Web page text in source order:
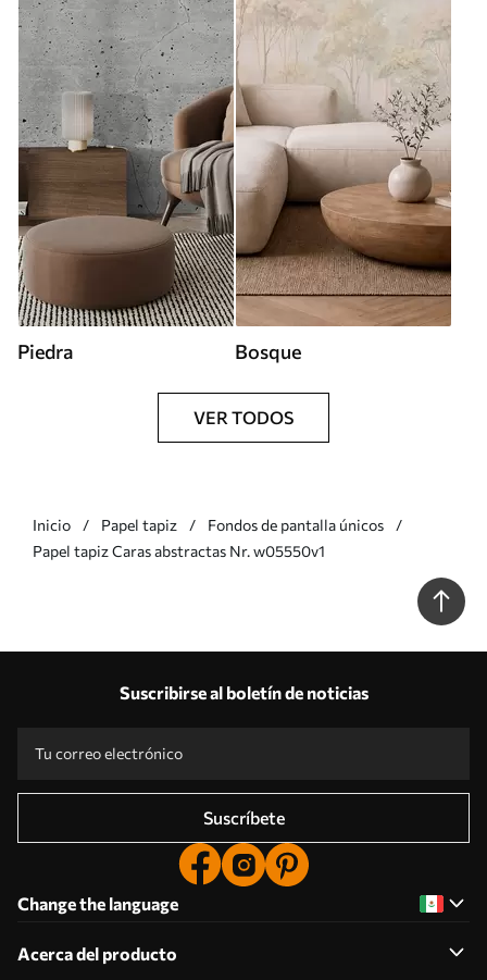
Piedra Bosque
VER TODOS
Inicio Papel tapiz
Fondos de pantalla únicos
Papel tapiz Caras abstractas Nr. w05550v1
Suscribirse al boletín de noticias
Suscríbete
Change the language
Acerca del producto